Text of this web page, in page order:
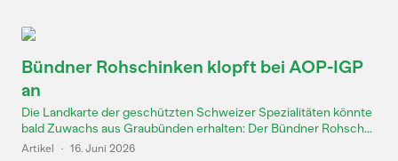
Bündner Rohschinken klopft bei AOP-IGP
an
Die Landkarte der geschützten Schweizer Spezialitäten könnte
bald Zuwachs aus Graubünden erhalten: Der Bündner Rohsch...
Artikel · 16. Juni 2026